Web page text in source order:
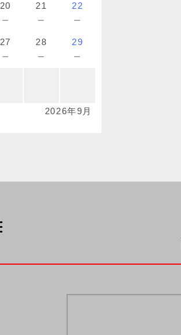
20
－
21
－
22
－
27
－
28
－
29
－
2026年9月